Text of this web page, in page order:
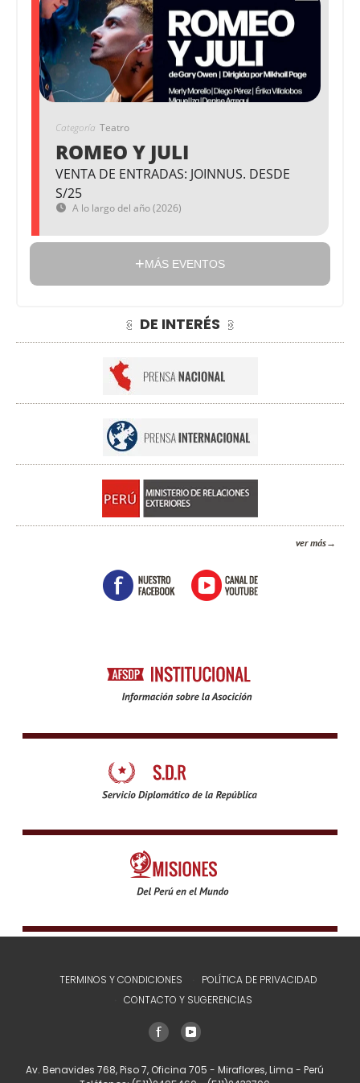
Categoría Teatro
ROMEO Y JULI
VENTA DE ENTRADAS: JOINNUS. DESDE
S/25
A lo largo del año (2026)
MÁS EVENTOS
DE INTERÉS
ver más
TERMINOS Y CONDICIONES
POLÍTICA DE PRIVACIDAD
CONTACTO Y SUGERENCIAS
Av. Benavides 768, Piso 7, Oficina 705 - Miraflores, Lima - Perú